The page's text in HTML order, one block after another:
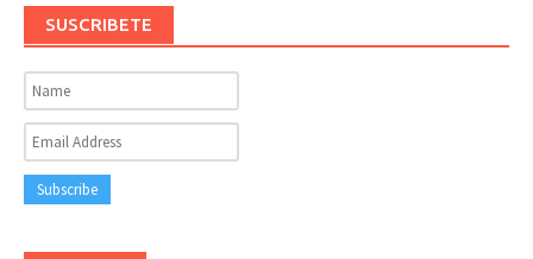
SUSCRIBETE